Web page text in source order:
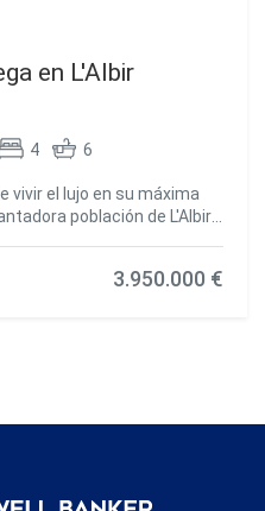
en L'Albir
4 6
vivir el lujo en su máxima
población de L'Albir,
la belleza. Además, la
3.950.000 €